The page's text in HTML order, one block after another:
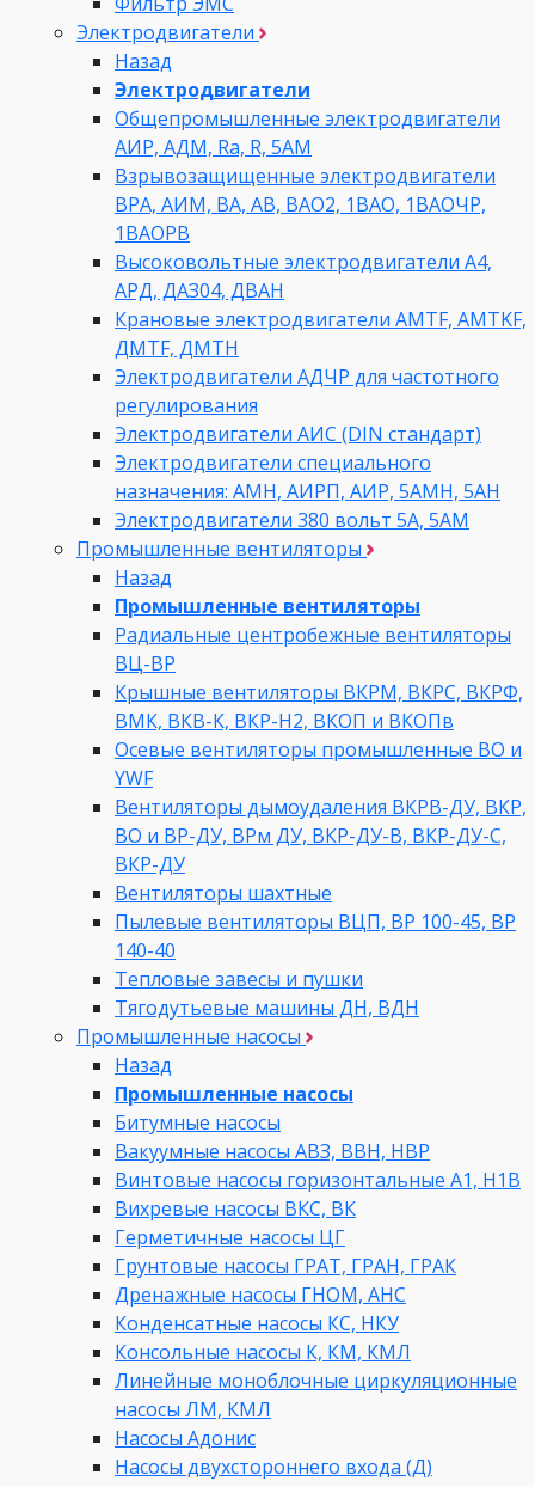
Электродвигатели
Назад
Электродвигатели
Общепромышленные электродвигатели
АИР, АДМ, Ra, R, 5AM
Взрывозащищенные электродвигатели
ВРА, АИМ, ВА, АВ, ВАO2, 1ВАО, 1ВАОЧР,
1ВАОРВ
Высоковольтные электродвигатели A4,
АРД, ДАЗ04, ДВАН
Крановые электродвигатели AMTF, AMTKF,
ДMTF, ДМТН
Электродвигатели АДЧР для частотного
регулирования
Электродвигатели АИС (DIN стандарт)
Электродвигатели специального
назначения: АМН, АИРП, АИР, 5АМН, 5АН
Электродвигатели 380 вольт 5А, 5АМ
Промышленные вентиляторы
Назад
Промышленные вентиляторы
Радиальные центробежные вентиляторы
ВЦ-ВР
Крышные вентиляторы ВКРМ, ВКРС, ВКРФ,
ВМК, ВКВ-К, ВКР-Н2, ВКОП и ВКОПв
Осевые вентиляторы промышленные ВО и
YWF
Вентиляторы дымоудаления ВКРВ-ДУ, ВКР,
ВО и ВР-ДУ, ВРм ДУ, ВКР-ДУ-В, ВКР-ДУ-С,
ВКР-ДУ
Вентиляторы шахтные
Пылевые вентиляторы ВЦП, ВР 100-45, ВР
140-40
Тепловые завесы и пушки
Тягодутьевые машины ДН, ВДН
Промышленные насосы
Назад
Промышленные насосы
Битумные насосы
Вакуумные насосы АВЗ, ВВН, НВР
Винтовые насосы горизонтальные А1, Н1В
Вихревые насосы ВКС, ВК
Герметичные насосы ЦГ
Грунтовые насосы ГРАТ, ГРАН, ГРАК
Дренажные насосы ГНОМ, АНС
Конденсатные насосы КС, НКУ
Консольные насосы К, КМ, КМЛ
Линейные моноблочные циркуляционные
насосы ЛМ, КМЛ
Насосы Адонис
Насосы двухстороннего входа (Д)